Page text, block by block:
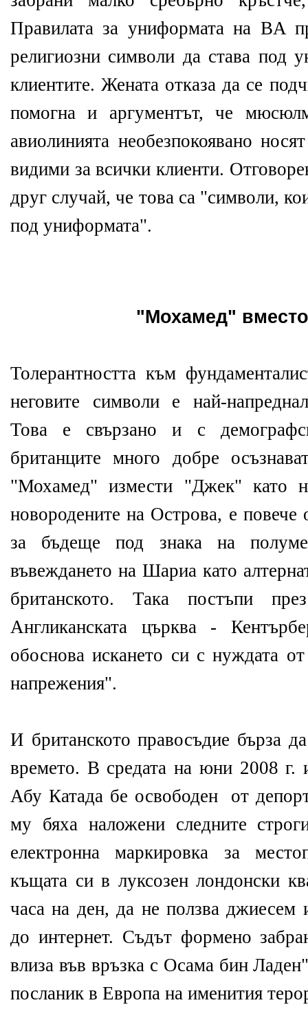
Правилата за униформата на BA
религиозни символи да става под
клиентите. Жената отказа да се
помогна и аргументът, че
авиолинията необезпокоявано
видими за всички клиенти.
друг случай, че това са "символи,
под униформата".
"Мохамед"
Толерантността към
неговите символи е най-
Това е свързано и с
британците много добре
"Мохамед" измести "Джек" като
новородените на Острова, е
за бъдеще под знака на
въвеждането на Шариа като
британското. Така постъпи
Англиканската църква -
обоснова искането си с нуждата
напрежения".
И британското правосъдие бърза
времето. В средата на юни 2008 г.
Абу Катада бе освободен от
му бяха наложени следните
електронна маркировка за
къщата си в луксозен лондонски
часа на ден, да не ползва джиесем
до интернет. Съдът формено
влиза във връзка с Осама бин
посланик в Европа на именития